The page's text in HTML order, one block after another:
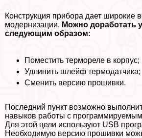
Конструкция прибора дает широкие
модернизации. Можно доработать
следующим образом:
Поместить термореле в корпус;
Удлинить шлейф термодатчика;
Сменить версию прошивки.
Последний пункт возможно
навыков работы с
Для этой цели используют USB
Необходимую версию прошивки